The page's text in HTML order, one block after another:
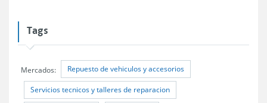
Tags
Mercados: Repuesto de vehiculos y accesorios
Servicios tecnicos y talleres de reparacion